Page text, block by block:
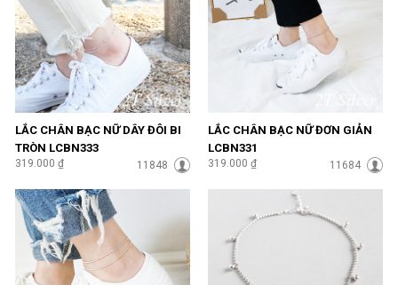
LẮC CHÂN BẠC NỮ DÂY ĐÔI BI
TRÒN LCBN333
319.000 ₫ 11848
LẮC CHÂN BẠC NỮ ĐƠN GIẢN
LCBN331
319.000 ₫ 11684